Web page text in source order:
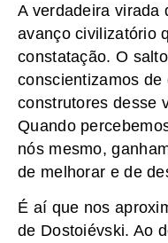
A verdadeira virada
avanço civilizatório
constatação. O
conscientizamos
construtores desse
Quando
nós mesmo,
de melhorar e de
É aí que nos
de Dostoiévski. Ao